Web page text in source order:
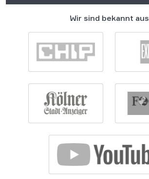
Wir sind bekannt aus